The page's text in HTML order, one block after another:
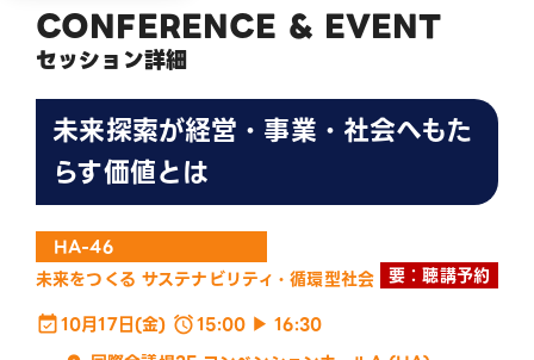
CONFERENCE & EVENT
セッション詳細
未来探索が経営・事業・社会へもた
らす価値とは
HA-46
未来をつくる サステナビリティ・循環型社会 要：聴講予約
10月17日(金)
15:00 ▶ 16:30